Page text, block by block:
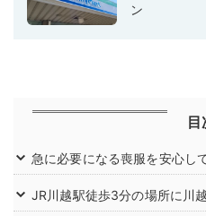
ン
目
急に必要になる喪服を安心し
JR川越駅徒歩3分の場所に川